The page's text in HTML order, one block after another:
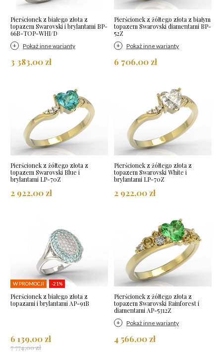
Pierścionek z białego złota z
topazem Swarovski i brylantami BP-
66B-TOP-WHI/D
Pokaż inne warianty
3 383,00 zł
Pierścionek z żółtego złota z białym
topazem Swarovski diamentami BP-
52Z
Pokaż inne warianty
6 706,00 zł
Pierścionek z żółtego złota z
topazem Swarovski Blue i
brylantami LP-70Z
2 922,00 zł
Pierścionek z żółtego złota z
topazem Swarovski White i
brylantami LP-70Z
2 922,00 zł
W PROMOCJI -21%
Pierścionek z białego złota z
topazami i brylantami AP-91B
6 139,00 zł
7 774,00 zł
Pierścionek z żółtego złota z
topazem Swarovski Rainforest i
diamentami AP-5312Z
Pokaż inne warianty
4 566,00 zł